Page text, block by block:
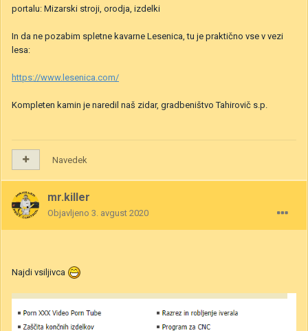
portalu: Mizarski stroji, orodja, izdelki
In da ne pozabim spletne kavarne Lesenica, tu je praktično vse v vezi
lesa:
https://www.lesenica.com/
Kompleten kamin je naredil naš zidar, gradbeništvo Tahirovič s.p.
Navedek
mr.killer
Objavljeno 3. avgust 2020
Najdi vsiljivca